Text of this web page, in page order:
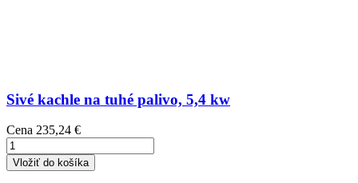
Sivé kachle na tuhé palivo, 5,4 kw
Cena 235,24 €
Vložiť do košíka